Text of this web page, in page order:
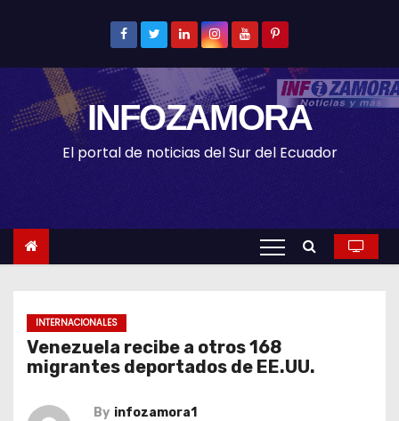
t
e
INFOZAMORA
El portal de noticias del Sur del Ecuador
INTERNACIONALES
Venezuela recibe a otros 168
migrantes deportados de EE.UU.
By infozamora1